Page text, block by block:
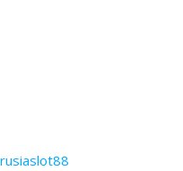
rusiaslot88